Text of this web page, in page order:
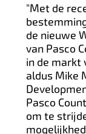
"Met de
de nieuwe
van Pasco
in de markt
aldus Mike
Pasco
om te